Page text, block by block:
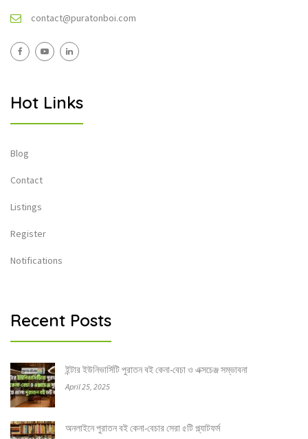
contact@puratonboi.com
Hot Links
Blog
Contact
Listings
Register
Notifications
Recent Posts
ইন্টার ইউনিভার্সিটি পুরাতন বই কেনা-বেচা ও এক্সচেঞ্জ সম্ভাবনা
April 25, 2025
অনলাইনে পুরাতন বই কেনা-বেচার সেরা ৫টি প্ল্যাটফর্ম